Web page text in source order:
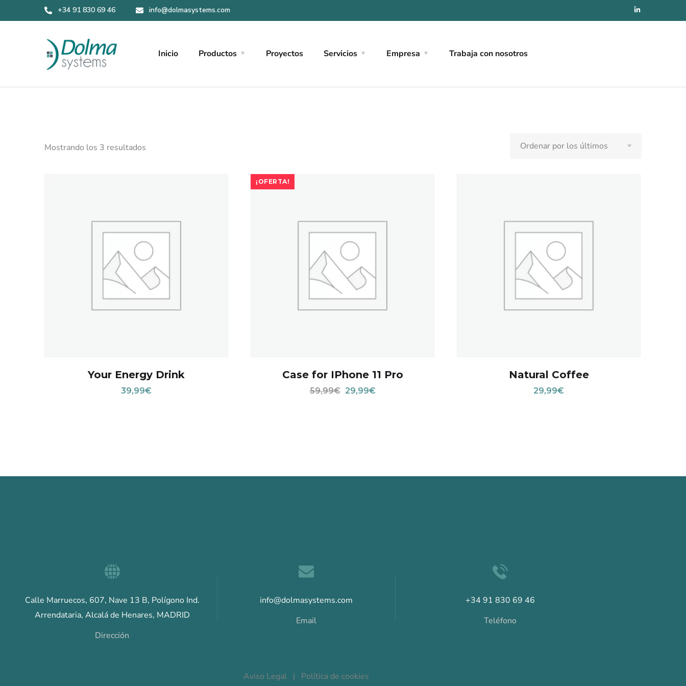
+34 91 830 69 46 info@dolmasystems.com
Inicio Productos Proyectos Servicios Empresa Trabaja con nosotros
Mostrando los 3 resultados
Your Energy Drink
39,99€
¡OFERTA!
Case for IPhone 11 Pro
59,99€ 29,99€
Natural Coffee
29,99€
Calle Marruecos, 607, Nave 13 B, Polígono Ind.
Arrendataria, Alcalá de Henares, MADRID
Dirección
info@dolmasystems.com
Email
+34 91 830 69 46
Teléfono
Aviso Legal | Política de cookies